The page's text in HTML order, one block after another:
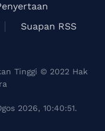
Suapan RSS
Tinggi © 2022 Hak
2026, 10:40:51.